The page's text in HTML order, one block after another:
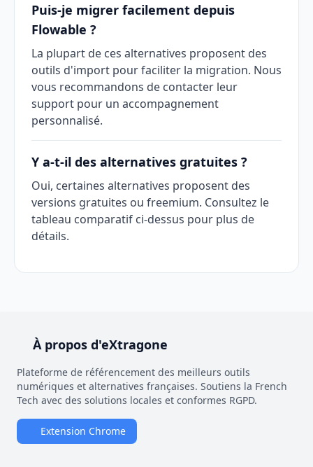
Puis-je migrer facilement depuis
Flowable ?
La plupart de ces alternatives proposent des
outils d'import pour faciliter la migration. Nous
vous recommandons de contacter leur
support pour un accompagnement
personnalisé.
Y a-t-il des alternatives gratuites ?
Oui, certaines alternatives proposent des
versions gratuites ou freemium. Consultez le
tableau comparatif ci-dessus pour plus de
détails.
À propos d'eXtragone
Plateforme de référencement des meilleurs outils
numériques et alternatives françaises. Soutiens la French
Tech avec des solutions locales et conformes RGPD.
Extension Chrome